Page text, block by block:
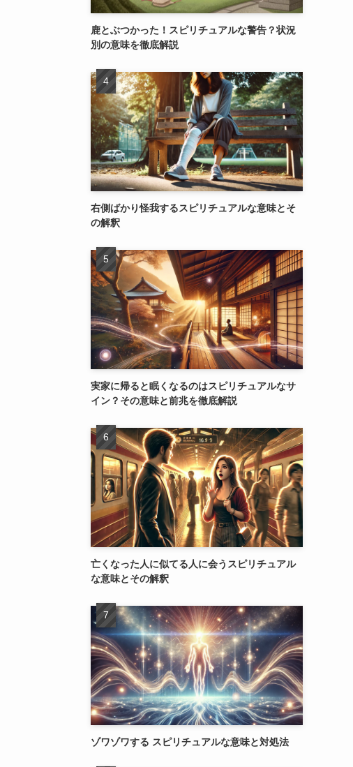
鹿とぶつかった！スピリチュアルな警告？状況
別の意味を徹底解説
右側ばかり怪我するスピリチュアルな意味とそ
の解釈
実家に帰ると眠くなるのはスピリチュアルなサ
イン？その意味と前兆を徹底解説
亡くなった人に似てる人に会うスピリチュアル
な意味とその解釈
ゾワゾワする スピリチュアルな意味と対処法